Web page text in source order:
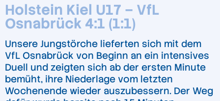
Holstein Kiel U17 – VfL
Osnabrück 4:1 (1:1)
Unsere Jungstörche lieferten sich mit dem
VfL Osnabrück von Beginn an ein intensives
Duell und zeigten sich ab der ersten Minute
bemüht, ihre Niederlage vom letzten
Wochenende wieder auszubessern. Der Weg